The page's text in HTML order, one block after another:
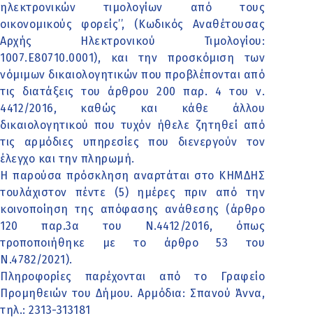
ηλεκτρονικών τιμολογίων από τους
οικονομικούς φορείς’’, (Κωδικός Αναθέτουσας
Αρχής Ηλεκτρονικού Τιμολογίου:
1007.Ε80710.0001), και την προσκόμιση των
νόμιμων δικαιολογητικών που προβλέπονται από
τις διατάξεις του άρθρου 200 παρ. 4 του ν.
4412/2016, καθώς και κάθε άλλου
δικαιολογητικού που τυχόν ήθελε ζητηθεί από
τις αρμόδιες υπηρεσίες που διενεργούν τον
έλεγχο και την πληρωμή.
Η παρούσα πρόσκληση αναρτάται στο ΚΗΜΔΗΣ
τουλάχιστον πέντε (5) ημέρες πριν από την
κοινοποίηση της απόφασης ανάθεσης (άρθρο
120 παρ.3α του Ν.4412/2016, όπως
τροποποιήθηκε με το άρθρο 53 του
Ν.4782/2021).
Πληροφορίες παρέχονται από το Γραφείο
Προμηθειών του Δήμου. Αρμόδια: Σπανού Άννα,
τηλ.: 2313-313181